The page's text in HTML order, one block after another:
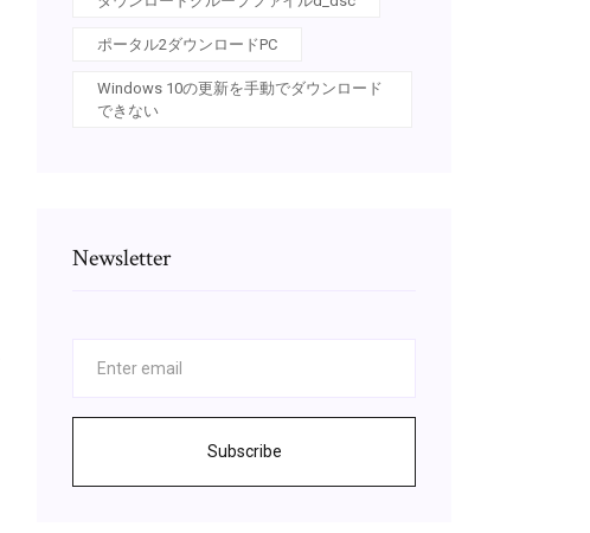
ポータル2ダウンロードPC
Windows 10の更新を手動でダウンロード
できない
Newsletter
Subscribe